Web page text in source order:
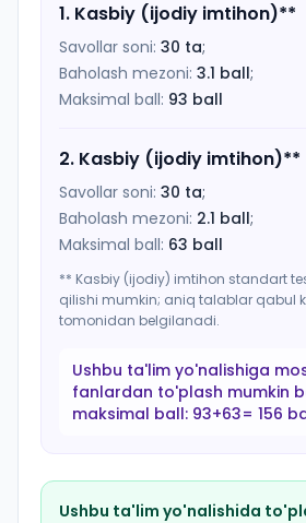
1. Kasbiy (ijodiy imtihon)**
Savollar soni: 30 ta;
Baholash mezoni: 3.1 ball;
Maksimal ball: 93 ball
2. Kasbiy (ijodiy imtihon)**
Savollar soni: 30 ta;
Baholash mezoni: 2.1 ball;
Maksimal ball: 63 ball
** Kasbiy (ijodiy) imtihon standart
qilishi mumkin; aniq talablar qabul
tomonidan belgilanadi.
Ushbu ta'lim yo'nalishiga
fanlardan to'plash mumkin
maksimal ball: 93+63= 156
Ushbu ta'lim yo'nalishida